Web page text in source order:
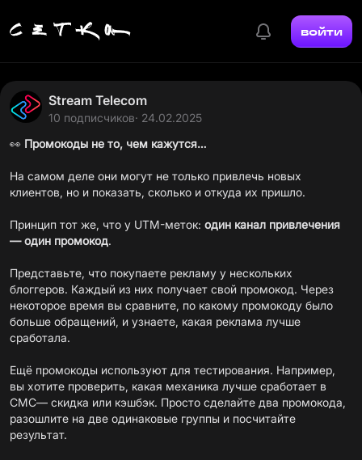
войти
Stream Telecom
10 подписчиков· 24.02.2025
👀 Промокоды не то, чем кажутся…
На самом деле они могут не только привлечь новых
клиентов, но и показать, сколько и откуда их пришло.
Принцип тот же, что у UTM-меток: один канал привлечения
— один промокод.
Представьте, что покупаете рекламу у нескольких
блоггеров. Каждый из них получает свой промокод. Через
некоторое время вы сравните, по какому промокоду было
больше обращений, и узнаете, какая реклама лучше
сработала.
Ещё промокоды используют для тестирования. Например,
вы хотите проверить, какая механика лучше сработает в
СМС— скидка или кэшбэк. Просто сделайте два промокода,
разошлите на две одинаковые группы и посчитайте
результат.